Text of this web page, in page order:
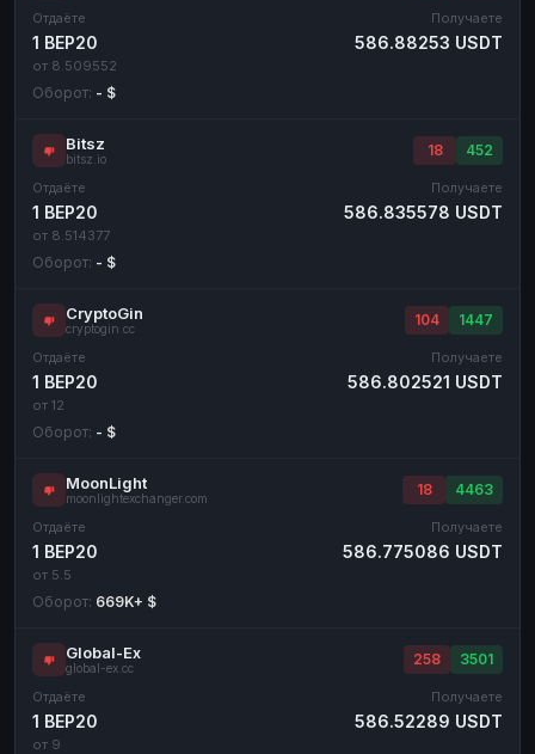
Отдаёте
1 BEP20
от 8.509552
Получаете
586.88253 USDT
Оборот: - $
Bitsz
bitsz.io
18 452
Отдаёте
1 BEP20
от 8.514377
Получаете
586.835578 USDT
Оборот: - $
CryptoGin
cryptogin.cc
104 1447
Отдаёте
1 BEP20
от 12
Получаете
586.802521 USDT
Оборот: - $
MoonLight
moonlightexchanger.com
18 4463
Отдаёте
1 BEP20
от 5.5
Получаете
586.775086 USDT
Оборот: 669K+ $
Global-Ex
global-ex.cc
258 3501
Отдаёте
1 BEP20
от 9
Получаете
586.52289 USDT